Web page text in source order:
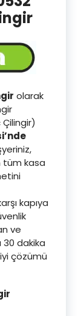
olarak
tüm kasa
kapıya
ve
dakika
çözümü